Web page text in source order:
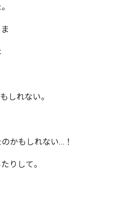
しれない。
かもしれない…！
りして。